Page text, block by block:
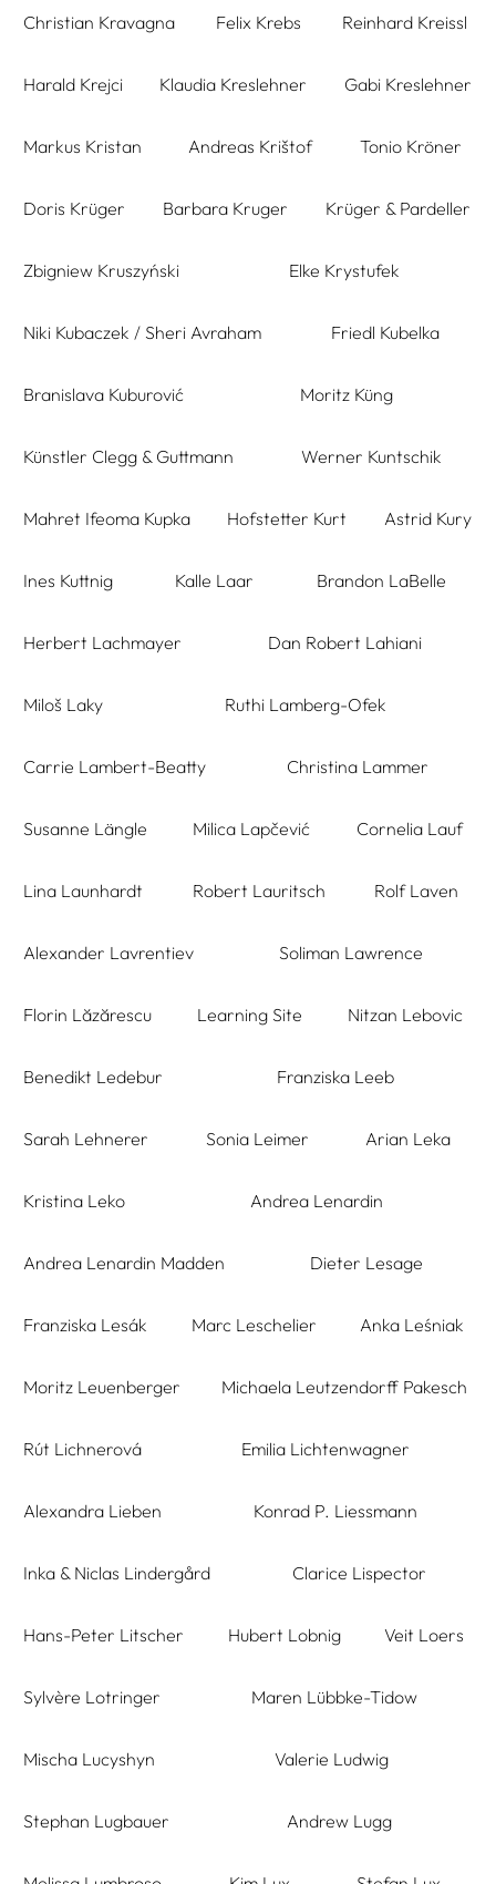
Christian Kravagna Felix Krebs Reinhard Kreissl
Harald Krejci Klaudia Kreslehner Gabi Kreslehner
Markus Kristan Andreas Krištof Tonio Kröner
Doris Krüger Barbara Kruger Krüger & Pardeller
Zbigniew Kruszyński Elke Krystufek
Niki Kubaczek / Sheri Avraham Friedl Kubelka
Branislava Kuburović Moritz Küng
Künstler Clegg & Guttmann Werner Kuntschik
Mahret Ifeoma Kupka Hofstetter Kurt Astrid Kury
Ines Kuttnig Kalle Laar Brandon LaBelle
Herbert Lachmayer Dan Robert Lahiani
Miloš Laky Ruthi Lamberg-Ofek
Carrie Lambert-Beatty Christina Lammer
Susanne Längle Milica Lapčević Cornelia Lauf
Lina Launhardt Robert Lauritsch Rolf Laven
Alexander Lavrentiev Soliman Lawrence
Florin Lăzărescu Learning Site Nitzan Lebovic
Benedikt Ledebur Franziska Leeb
Sarah Lehnerer Sonia Leimer Arian Leka
Kristina Leko Andrea Lenardin
Andrea Lenardin Madden Dieter Lesage
Franziska Lesák Marc Leschelier Anka Leśniak
Moritz Leuenberger Michaela Leutzendorff Pakesch
Rút Lichnerová Emilia Lichtenwagner
Alexandra Lieben Konrad P. Liessmann
Inka & Niclas Lindergård Clarice Lispector
Hans-Peter Litscher Hubert Lobnig Veit Loers
Sylvère Lotringer Maren Lübbke-Tidow
Mischa Lucyshyn Valerie Ludwig
Stephan Lugbauer Andrew Lugg